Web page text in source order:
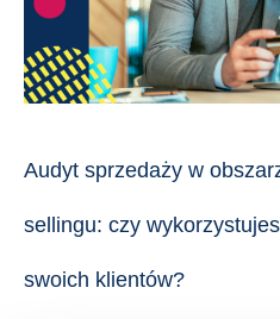
Audyt sprzedaży w
sellingu: czy
swoich klientów?
cross-
sellingu
i
sellingu:
wykorzystujesz